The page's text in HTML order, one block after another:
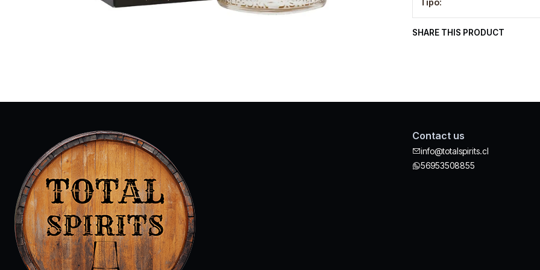
Tipo:
SHARE THIS PRODUCT
Contact us
info@totalspirits.cl
56953508855